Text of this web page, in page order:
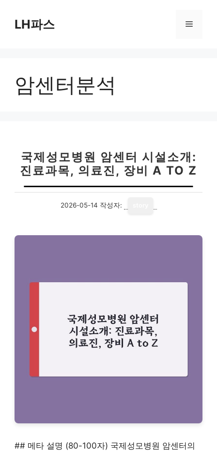
LH파스 메
암센터분석
국제성모병원 암센터 시설소개:
진료과목, 의료진, 장비 A TO Z
2026-05-14 작성자:
## 메타 설명 (80-100자) 국제성모병원 암센터의